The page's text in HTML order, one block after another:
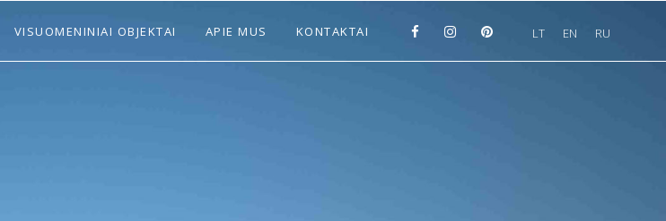
LT EN RU
VISUOMENINIAI OBJEKTAI APIE MUS KONTAKTAI